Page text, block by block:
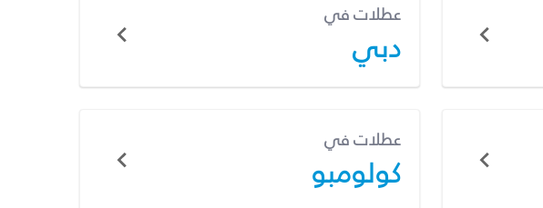
عطلات في
دبي
عطلات في
كولومبو